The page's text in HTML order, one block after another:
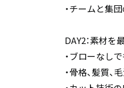
・チームと集
DAY2：素材を
・ブローなし
・骨格、髪質、